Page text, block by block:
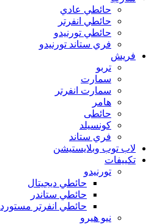
حائطي عادي
حائطي انفرتر
حائطي تورنيدو
فري ستاند تورنيدو
فريش
تربو
سمارت
سمارت انفرتر
هامر
حائطى
كونسيلد
فري ستاند
لاب توب وبلايستيشن
تكييفات
تورنيدو
حائطي ديجيتال
حائطي ستاندر
حائطي انفرتر مستورد
نيو هيرو